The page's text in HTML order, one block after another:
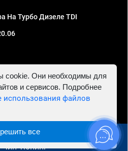
На Турбо Дизеле TDI
ИНН 781302555843,
в Челябинске - Автосервис
Чип Тюнинг"
cookie. Они необходимы для
и сервисов. Подробнее
использования файлов
все